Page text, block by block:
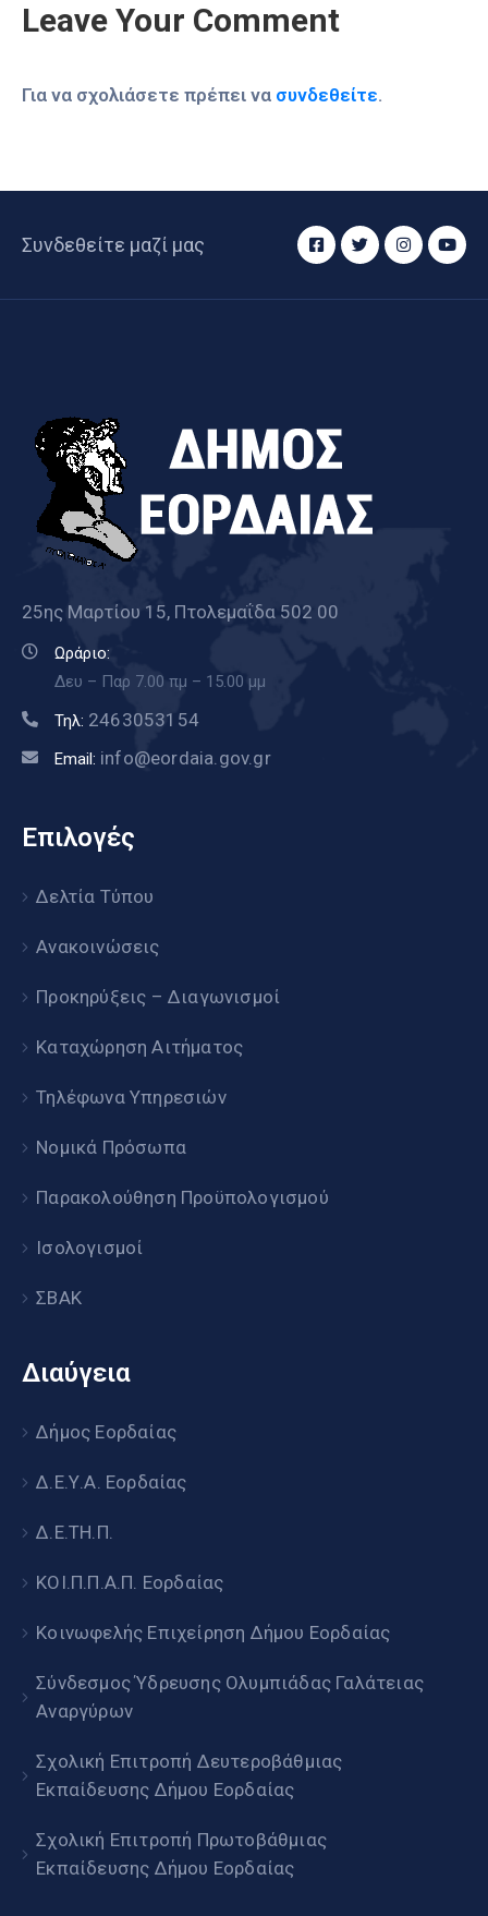
Leave Your Comment
Για να σχολιάσετε πρέπει να συνδεθείτε.
Συνδεθείτε μαζί μας
25ης Μαρτίου 15, Πτολεμαΐδα 502 00
Ωράριο:
Δευ – Παρ 7.00 πμ – 15.00 μμ
Τηλ: 2463053154
Email: info@eordaia.gov.gr
Επιλογές
Δελτία Τύπου
Ανακοινώσεις
Προκηρύξεις – Διαγωνισμοί
Καταχώρηση Αιτήματος
Τηλέφωνα Υπηρεσιών
Νομικά Πρόσωπα
Παρακολούθηση Προϋπολογισμού
Ισολογισμοί
ΣΒΑΚ
Διαύγεια
Δήμος Εορδαίας
Δ.Ε.Υ.Α. Εορδαίας
Δ.Ε.ΤΗ.Π.
ΚΟΙ.Π.Π.Α.Π. Εορδαίας
Κοινωφελής Επιχείρηση Δήμου Εορδαίας
Σύνδεσμος Ύδρευσης Ολυμπιάδας Γαλάτειας
Αναργύρων
Σχολική Επιτροπή Δευτεροβάθμιας
Εκπαίδευσης Δήμου Εορδαίας
Σχολική Επιτροπή Πρωτοβάθμιας
Εκπαίδευσης Δήμου Εορδαίας